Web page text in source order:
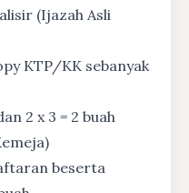
(Ijazah Asli
KTP/KK sebanyak
2 x 3 = 2 buah
beserta